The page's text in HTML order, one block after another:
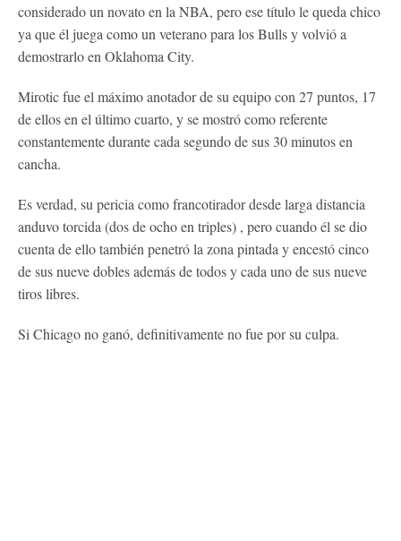
considerado un novato en la NBA, pero ese título le queda chico
ya que él juega como un veterano para los Bulls y volvió a
demostrarlo en Oklahoma City.
Mirotic fue el máximo anotador de su equipo con 27 puntos, 17
de ellos en el último cuarto, y se mostró como referente
constantemente durante cada segundo de sus 30 minutos en
cancha.
Es verdad, su pericia como francotirador desde larga distancia
anduvo torcida (dos de ocho en triples) , pero cuando él se dio
cuenta de ello también penetró la zona pintada y encestó cinco
de sus nueve dobles además de todos y cada uno de sus nueve
tiros libres.
Si Chicago no ganó, definitivamente no fue por su culpa.